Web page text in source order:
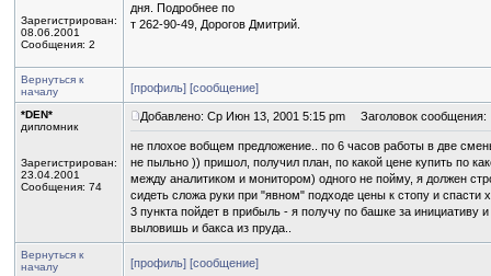
Зарегистрирован:
08.06.2001
Сообщения: 2
дня. Подробнее по
т 262-90-49, Дорогов Дмитрий.
Вернуться к
началу
[профиль] [сообщение]
*DEN*
дипломник
Зарегистрирован:
23.04.2001
Сообщения: 74
Добавлено: Ср Июн 13, 2001 5:15 pm Заголовок сообщения:
не плохое вобщем предложение.. по 6 часов работы в две
не пыльно )) пришол, получил план, по какой цене купить по
между аналитиком и монитором) одного не пойму, я должен
сидеть сложа руки при "явном" подходе цены к стопу и спасти
3 пункта пойдет в прибыль - я получу по башке за
выловишь и бакса из пруда..
Вернуться к
началу
[профиль] [сообщение]